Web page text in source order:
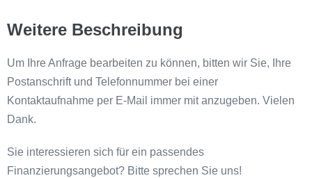
Weitere Beschreibung
Um Ihre Anfrage bearbeiten zu können, bitten wir Sie, Ihre
Postanschrift und Telefonnummer bei einer
Kontaktaufnahme per E-Mail immer mit anzugeben. Vielen
Dank.
Sie interessieren sich für ein passendes
Finanzierungsangebot? Bitte sprechen Sie uns!